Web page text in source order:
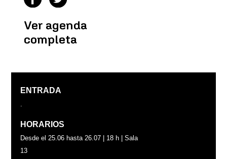
Ver agenda
completa
ENTRADA
.
HORARIOS
Desde el 25.06 hasta 26.07 | 18 h | Sala
13